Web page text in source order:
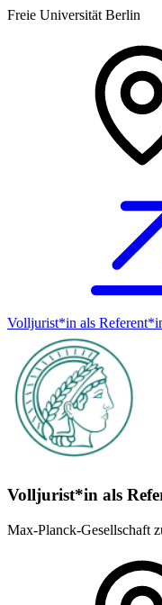
Freie Universität Berlin
Volljurist*in als
Volljurist*in als
Max-Planck-Gesellschaft